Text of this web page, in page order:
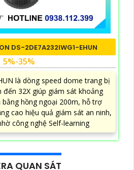
DS-2DE7A232IWG1-EHUN
5%-35%
là dòng speed dome trang bị
đến 32X giúp giám sát khoảng
hồng ngoại 200m, hỗ trợ
cao hiệu quả giám sát an ninh,
công nghệ Self-learning
QUAN SÁT